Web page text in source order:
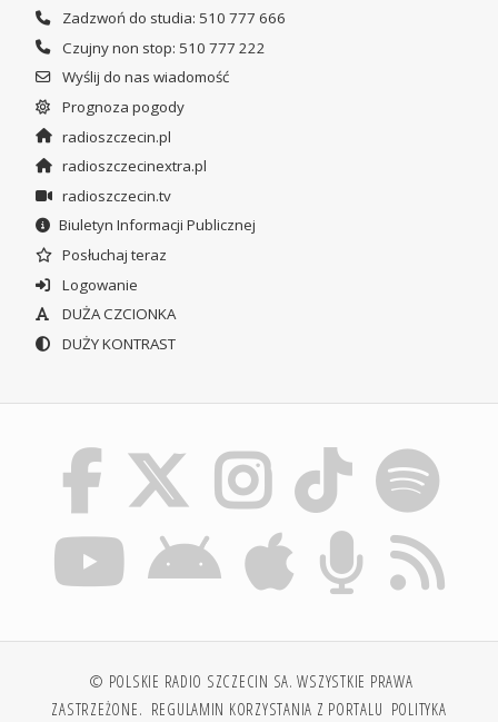
Zadzwoń do studia: 510 777 666
Czujny non stop: 510 777 222
Wyślij do nas wiadomość
Prognoza pogody
radioszczecin.pl
radioszczecinextra.pl
radioszczecin.tv
Biuletyn Informacji Publicznej
Posłuchaj teraz
Logowanie
DUŻA CZCIONKA
DUŻY KONTRAST
© POLSKIE RADIO SZCZECIN SA. WSZYSTKIE PRAWA
ZASTRZEŻONE. REGULAMIN KORZYSTANIA Z PORTALU POLITYKA